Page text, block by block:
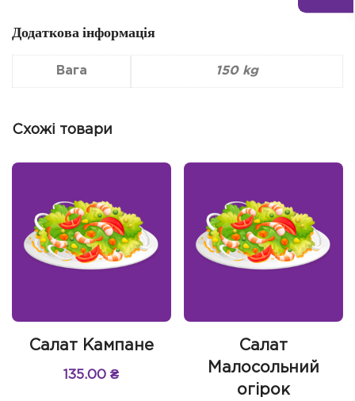
Додаткова інформація
Вага 150 kg
Схожі товари
Салат Кампане
135.00₴
Салат
Малосольний
огірок